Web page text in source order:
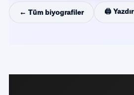
← Tüm biyografiler 🖨️ Yazdır